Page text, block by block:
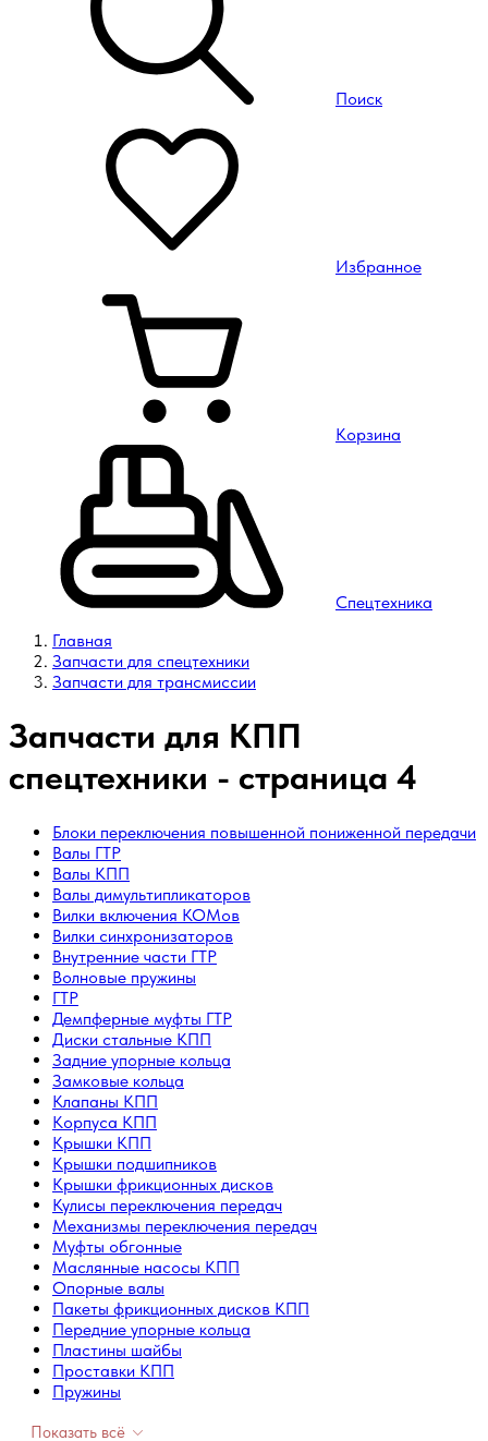
Поиск
Избранное
Корзина
Спецтехника
Главная
Запчасти для спецтехники
Запчасти для трансмиссии
Запчасти для КПП
спецтехники - страница 4
Блоки переключения повышенной пониженной передачи
Валы ГТР
Валы КПП
Валы димультипликаторов
Вилки включения КОМов
Вилки синхронизаторов
Внутренние части ГТР
Волновые пружины
ГТР
Демпферные муфты ГТР
Диски стальные КПП
Задние упорные кольца
Замковые кольца
Клапаны КПП
Корпуса КПП
Крышки КПП
Крышки подшипников
Крышки фрикционных дисков
Кулисы переключения передач
Механизмы переключения передач
Муфты обгонные
Маслянные насосы КПП
Опорные валы
Пакеты фрикционных дисков КПП
Передние упорные кольца
Пластины шайбы
Проставки КПП
Пружины
Показать всё